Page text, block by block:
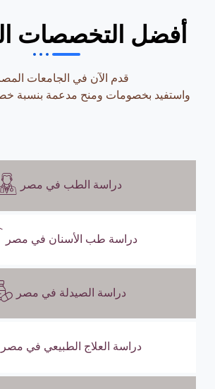
أفضل التخصصات
قدم الآن في الجامعات
واستفيد بخصومات ومنح مدعمة بنسبة خصم
دراسة الطب في مصر
دراسة طب الأسنان في مصر
دراسة الصيدلة في مصر
دراسة العلاج الطبيعي في مصر